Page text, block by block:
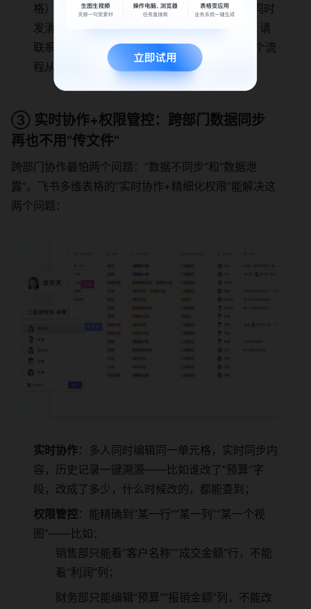
格），系统自动添加一条记录到“报名列表”，同时
发消息给运营：“{{姓名}}已报名{{活动名称}}，请
联系确认”，并把“联系状态”设为“待确认”，整个流
程从1小时缩短到5分钟。
③ 实时协作+权限管控：跨部门数据同步
再也不用“传文件”
跨部门协作最怕两个问题：“数据不同步”和“数据泄
露”。飞书多维表格的“实时协作+精细化权限”能解决这
两个问题：
实时协作：多人同时编辑同一单元格，实时同步内
容，历史记录一键溯源——比如谁改了“预算”字
段，改成了多少，什么时候改的，都能查到；
权限管控：能精确到“某一行”“某一列”“某一个视
图”——比如：
销售部只能看“客户名称”“成交金额”行，不能
看“利润”列；
财务部只能编辑“预算”“报销金额”列，不能改